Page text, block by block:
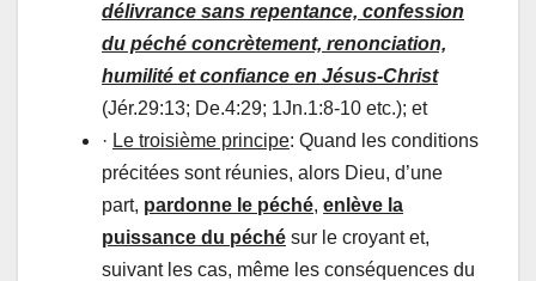
délivrance sans repentance, confession
du péché concrètement, renonciation,
humilité et confiance en Jésus-Christ
(Jér.29:13; De.4:29; 1Jn.1:8-10 etc.); et
· Le troisième principe: Quand les conditions
précitées sont réunies, alors Dieu, d’une
part, pardonne le péché, enlève la
puissance du péché sur le croyant et,
suivant les cas, même les conséquences du